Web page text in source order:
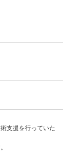
支援を行っていた